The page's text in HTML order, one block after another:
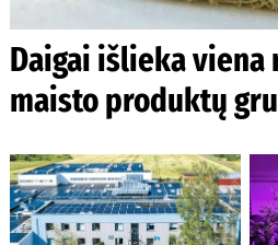
Daigai išlieka
maisto produktų